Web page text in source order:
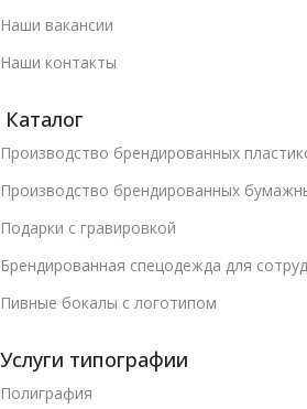
Наши вакансии
Наши контакты
Каталог
Производство брендированных
Производство брендированных
Подарки с гравировкой
Брендированная спецодежда для
Пивные бокалы с логотипом
Услуги типографии
Полиграфия